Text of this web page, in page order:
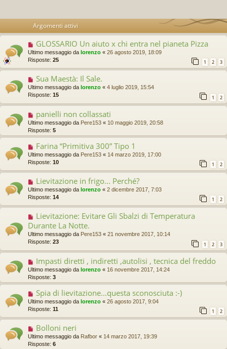
Argomenti attivi
GLOSSARIO Un aiuto x chi entra nel pianeta Pizza
Ultimo messaggio da lorenzo « 26 agosto 2019, 18:09
Risposte: 25 1 2 3
Sua Maestà: Il Sale.
Ultimo messaggio da lorenzo « 4 luglio 2019, 15:54
Risposte: 15 1 2
panielli non collassati
Ultimo messaggio da Pere153 « 10 maggio 2019, 20:58
Risposte: 5
Farina “Primitiva 300” Tipo 1
Ultimo messaggio da Pere153 « 14 marzo 2019, 17:00
Risposte: 10 1 2
Lievitazione in frigo... Perché?
Ultimo messaggio da lorenzo « 2 dicembre 2017, 7:03
Risposte: 14 1 2
Lievitazione: Evitare Gli Sbalzi di Temperatura
Durante La Notte.
Ultimo messaggio da Pere153 « 21 novembre 2017, 10:14
Risposte: 23 1 2 3
Impasti diretti , indiretti ,autolisi , tecnica del freddo
Ultimo messaggio da lorenzo « 16 novembre 2017, 14:24
Risposte: 3
Spia di lievitazione...questa sconosciuta :-)
Ultimo messaggio da lorenzo « 26 agosto 2017, 9:04
Risposte: 11 1 2
Bolloni neri
Ultimo messaggio da Rafbor « 14 marzo 2017, 19:39
Risposte: 6